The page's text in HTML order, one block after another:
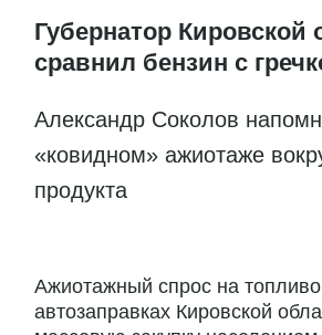
Губернатор Кировской
сравнил бензин с
Александр Соколов
«ковидном» ажиотаже
продукта
Ажиотажный спрос на
автозаправках Кировской